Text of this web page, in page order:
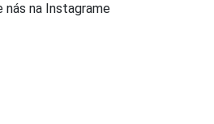
nás na Instagrame